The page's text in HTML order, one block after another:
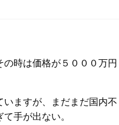
時は価格が５０００万円
ますが、まだまだ国内不
手が出ない。